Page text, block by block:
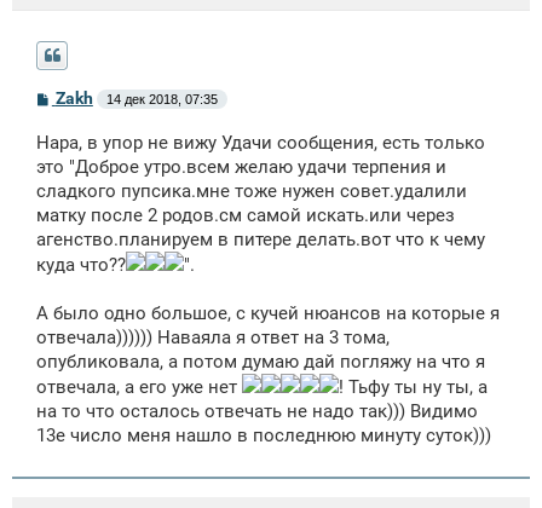
С
б
щ
н
и
Zakh 14 дек 2018, 07:35
Нара, в упор не вижу Удачи сообщения, есть только
это "Доброе утро.всем желаю удачи терпения и
сладкого пупсика.мне тоже нужен совет.удалили
матку после 2 родов.см самой искать.или через
агенство.планируем в питере делать.вот что к чему
куда что??
".
А было одно большое, с кучей нюансов на которые я
отвечала)))))) Наваяла я ответ на 3 тома,
опубликовала, а потом думаю дай погляжу на что я
отвечала, а его уже нет
! Тьфу ты ну ты, а
на то что осталось отвечать не надо так))) Видимо
13е число меня нашло в последнюю минуту суток)))